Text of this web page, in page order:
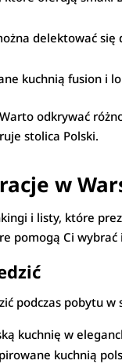
delektować
kuchnią fusion i
odkrywać
stolica Polski.
w
i listy, które
pomogą Ci
podczas pobytu w
kuchnię w
kuchnią